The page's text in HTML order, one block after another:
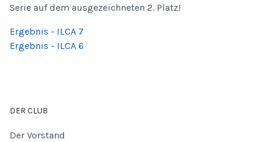
Serie auf dem ausgezeichneten 2. Platz!
Ergebnis - ILCA 7
Ergebnis - ILCA 6
DER CLUB
Der Vorstand